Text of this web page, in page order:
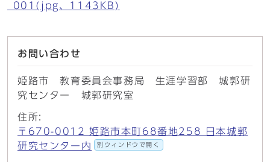
_001(jpg、1143KB)
お問い合わせ
姫路市 教育委員会事務局 生涯学習部 城郭研
究センター 城郭研究室
住所:
〒670-0012 姫路市本町68番地258 日本城郭
研究センター内
別ウィンドウで開く